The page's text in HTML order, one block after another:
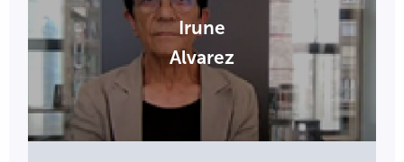
Irune
Alvarez